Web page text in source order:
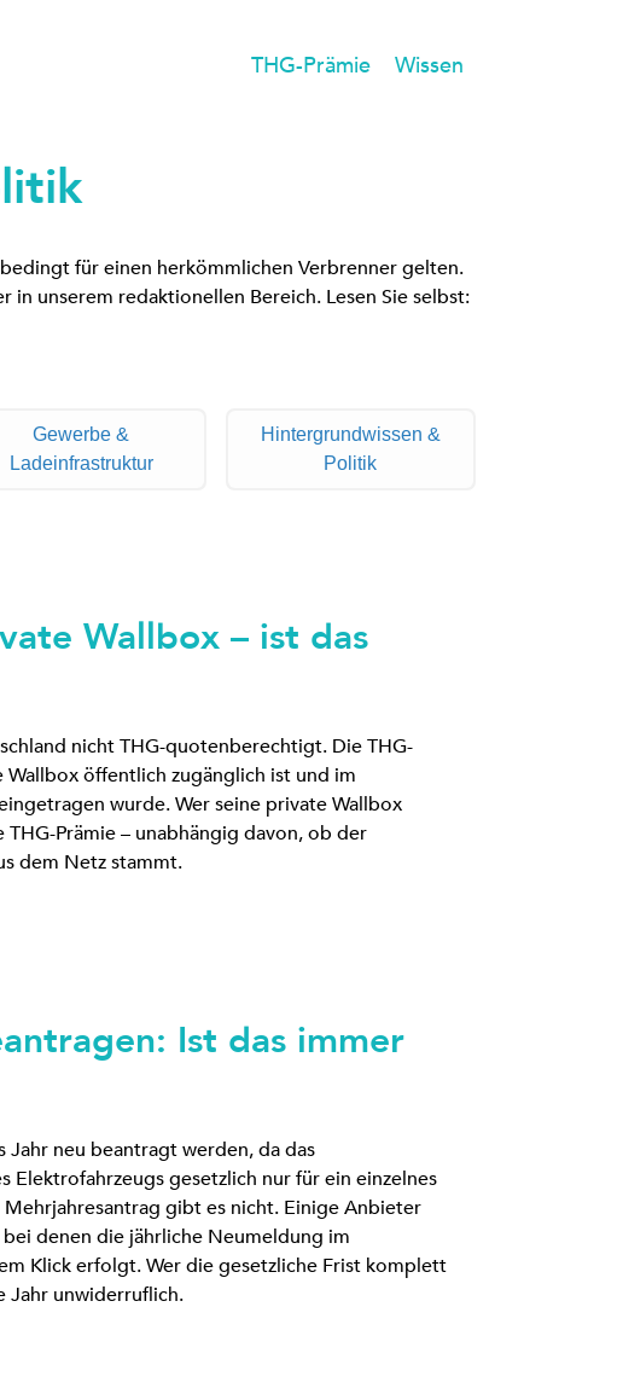
THG-Prämie Wissen
für einen herkömmlichen Verbrenner gelten.
unserem redaktionellen Bereich. Lesen Sie selbst:
Gewerbe &
Ladeinfrastruktur
Hintergrundwissen &
Politik
Wallbox – ist das
nicht THG-quotenberechtigt. Die THG-
Wallbox öffentlich zugänglich ist und im
wurde. Wer seine private Wallbox
Prämie – unabhängig davon, ob der
dem Netz stammt.
Ist das immer
Jahr neu beantragt werden, da das
Elektrofahrzeugs gesetzlich nur für ein einzelnes
gibt es nicht. Einige Anbieter
denen die jährliche Neumeldung im
Klick erfolgt. Wer die gesetzliche Frist komplett
Jahr unwiderruflich.